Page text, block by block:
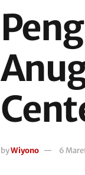
byWiyono 6